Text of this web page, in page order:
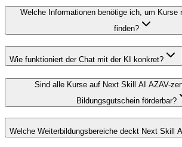
Welche Informationen benötige ich, um
finden?
Wie funktioniert der Chat mit der KI konkret?
Sind alle Kurse auf Next Skill AI AZAV-
Bildungsgutschein förderbar?
Welche Weiterbildungsbereiche deckt Next Skill